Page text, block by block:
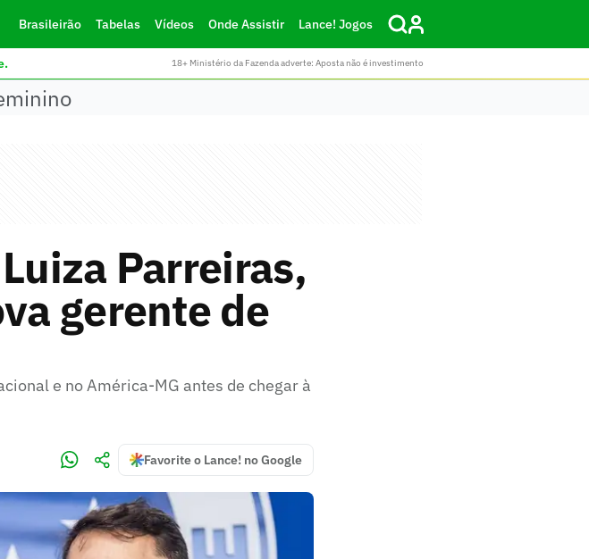
Brasileirão Tabelas Vídeos Onde Assistir Lance! Jogos
18+ Ministério da Fazenda adverte: Aposta não é investimento
Parreiras,
gerente de
e no América-MG antes de chegar à
Favorite o Lance! no Google